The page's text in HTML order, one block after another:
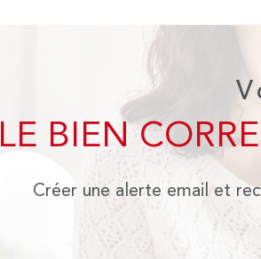
LE BIEN
Créer une alerte email et